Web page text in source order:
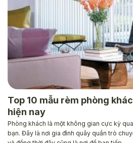
Top 10 mẫu rèm phòng
hiện nay
Phòng khách là một không gian cực kỳ
bạn. Đây là nơi gia đình quây quần trò